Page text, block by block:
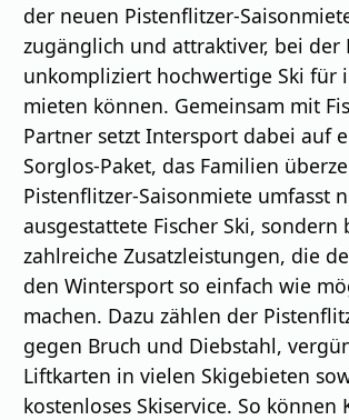
der neuen Pistenflitzer-
zugänglich und attraktiver, bei der
unkompliziert hochwertige Ski für
mieten können. Gemeinsam mit
Partner setzt Intersport dabei auf
Sorglos-Paket, das Familien
Pistenflitzer-Saisonmiete umfasst
ausgestattete Fischer Ski, sondern
zahlreiche Zusatzleistungen, die
den Wintersport so einfach wie
machen. Dazu zählen der
gegen Bruch und Diebstahl,
Liftkarten in vielen Skigebieten
kostenloses Skiservice. So können